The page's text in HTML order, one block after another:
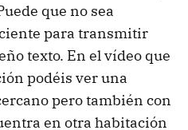
que no sea
para transmitir
texto. En el vídeo que
podéis ver una
pero también con
en otra habitación